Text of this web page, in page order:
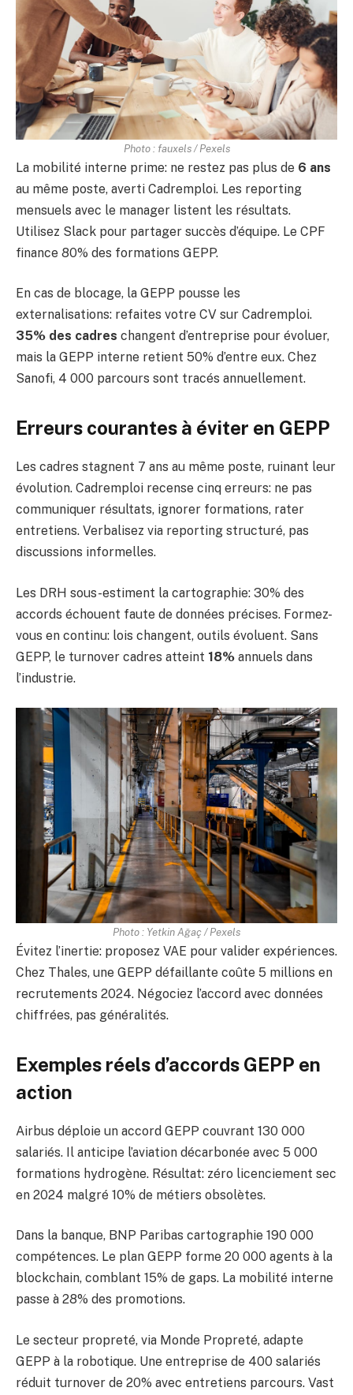
Photo : fauxels / Pexels
La mobilité interne prime: ne restez pas plus de 6 ans
au même poste, averti Cadremploi. Les reporting
mensuels avec le manager listent les résultats.
Utilisez Slack pour partager succès d’équipe. Le CPF
finance 80% des formations GEPP.
En cas de blocage, la GEPP pousse les
externalisations: refaites votre CV sur Cadremploi.
35% des cadres changent d’entreprise pour évoluer,
mais la GEPP interne retient 50% d’entre eux. Chez
Sanofi, 4 000 parcours sont tracés annuellement.
Erreurs courantes à éviter en GEPP
Les cadres stagnent 7 ans au même poste, ruinant leur
évolution. Cadremploi recense cinq erreurs: ne pas
communiquer résultats, ignorer formations, rater
entretiens. Verbalisez via reporting structuré, pas
discussions informelles.
Les DRH sous-estiment la cartographie: 30% des
accords échouent faute de données précises. Formez-
vous en continu: lois changent, outils évoluent. Sans
GEPP, le turnover cadres atteint 18% annuels dans
l’industrie.
Photo : Yetkin Ağaç / Pexels
Évitez l’inertie: proposez VAE pour valider expériences.
Chez Thales, une GEPP défaillante coûte 5 millions en
recrutements 2024. Négociez l’accord avec données
chiffrées, pas généralités.
Exemples réels d’accords GEPP en
action
Airbus déploie un accord GEPP couvrant 130 000
salariés. Il anticipe l’aviation décarbonée avec 5 000
formations hydrogène. Résultat: zéro licenciement sec
en 2024 malgré 10% de métiers obsolètes.
Dans la banque, BNP Paribas cartographie 190 000
compétences. Le plan GEPP forme 20 000 agents à la
blockchain, comblant 15% de gaps. La mobilité interne
passe à 28% des promotions.
Le secteur propreté, via Monde Propreté, adapte
GEPP à la robotique. Une entreprise de 400 salariés
réduit turnover de 20% avec entretiens parcours. Vast